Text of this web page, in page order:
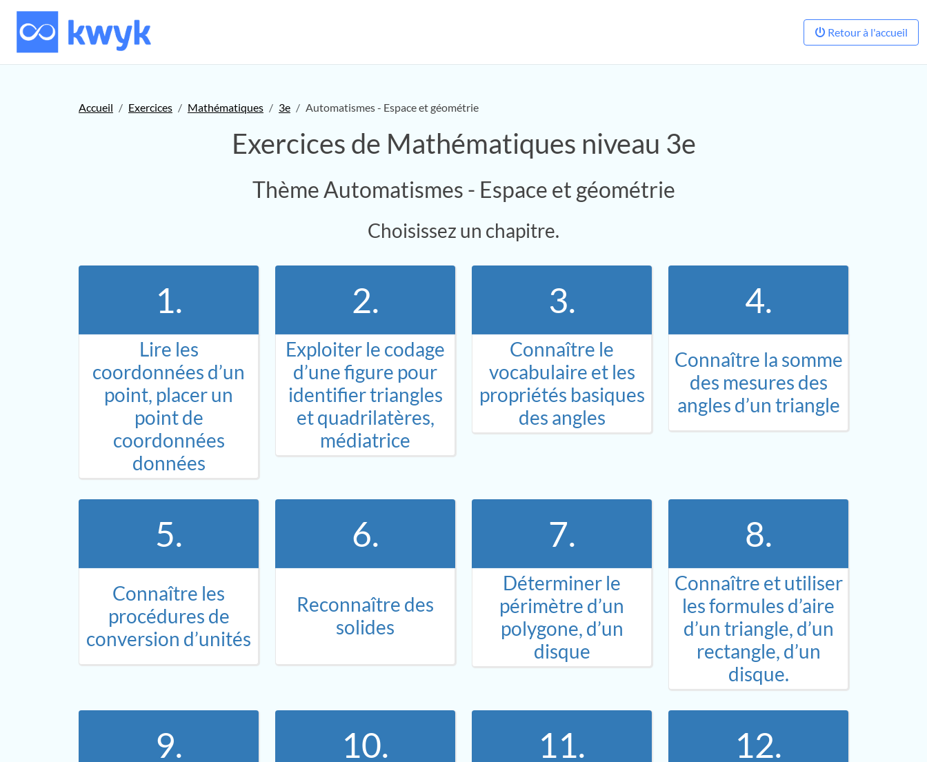
Retour à l'accueil
Accueil Exercices Mathématiques 3e Automatismes - Espace et géométrie
Exercices de Mathématiques niveau 3e
Thème Automatismes - Espace et géométrie
Choisissez un chapitre.
1.
Lire les
coordonnées d’un
point, placer un
point de
coordonnées
données
2.
Exploiter le codage
d’une figure pour
identifier triangles
et quadrilatères,
médiatrice
3.
Connaître le
vocabulaire et les
propriétés basiques
des angles
4.
Connaître la somme
des mesures des
angles d’un triangle
5.
Connaître les
procédures de
conversion d’unités
6.
Reconnaître des
solides
7.
Déterminer le
périmètre d’un
polygone, d’un
disque
8.
Connaître et utiliser
les formules d’aire
d’un triangle, d’un
rectangle, d’un
disque.
9. 10. 11. 12.